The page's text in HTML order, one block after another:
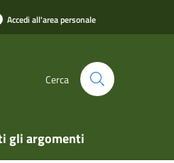
Accedi all'area personale
Cerca
gli argomenti